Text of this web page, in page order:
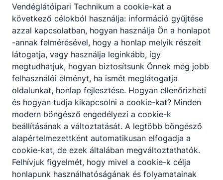
A tanévzáró értekezleten búcsúztattuk
nyugdíjba vonuló kollégáinkat
🌹 Megható pillanatok a 💚tanévzáró értekezleten
2026. júl. 4.
22 év Európában kihívás
Torma Szabolcs 💚iskolánk oktatója teljesítette a 22 év
Európában kihívást
Vendéglátóipari Technikum a cookie-kat a
következő célokból használja: információ gyűjtése
azzal kapcsolatban, hogyan használja Ön a honlapot
-annak felmérésével, hogy a honlap melyik részeit
látogatja, vagy használja leginkább, így
megtudhatjuk, hogyan biztosítsunk Önnek még jobb
felhasználói élményt, ha ismét meglátogatja
oldalunkat, honlap fejlesztése. Hogyan ellenőrizheti
és hogyan tudja kikapcsolni a cookie-kat? Minden
modern böngésző engedélyezi a cookie-k
beállításának a változtatását. A legtöbb böngésző
alapértelmezettként automatikusan elfogadja a
cookie-kat, de ezek általában megváltoztathatók.
Felhívjuk figyelmét, hogy mivel a cookie-k célja
honlapunk használhatóságának és folyamatainak